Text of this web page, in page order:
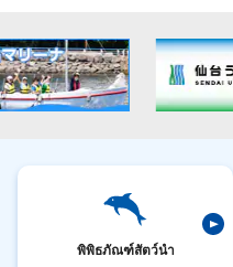
พิพิธภัณฑ์สัตว์นำ